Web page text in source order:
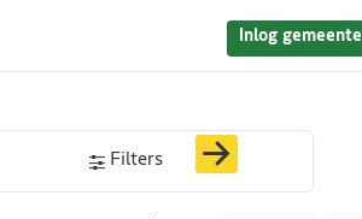
Inlog gemeente
Filters